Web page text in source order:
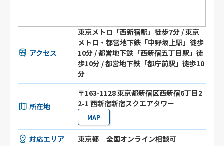
アクセス
東京メトロ「西新宿駅」徒歩7分 / 東京
メトロ・都営地下鉄「中野坂上駅」徒歩
10分 / 都営地下鉄「西新宿五丁目駅」徒
歩10分 / 都営地下鉄「都庁前駅」徒歩10
分
所在地
〒163-1128 東京都新宿区西新宿6丁目2
2-1 西新宿新宿スクエアタワー
MAP
対応エリア 東京都 全国オンライン相談可